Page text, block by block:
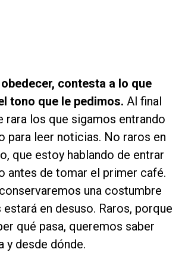
contesta a lo que
tono que le pedimos. Al final
rara los que sigamos entrando
para leer noticias. No raros en
que estoy hablando de entrar
antes de tomar el primer café.
una costumbre
en desuso. Raros, porque
qué pasa, queremos saber
y desde dónde.